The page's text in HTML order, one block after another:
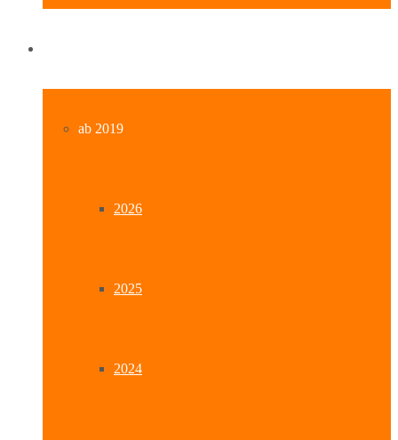
ab 2019
2026
2025
2024